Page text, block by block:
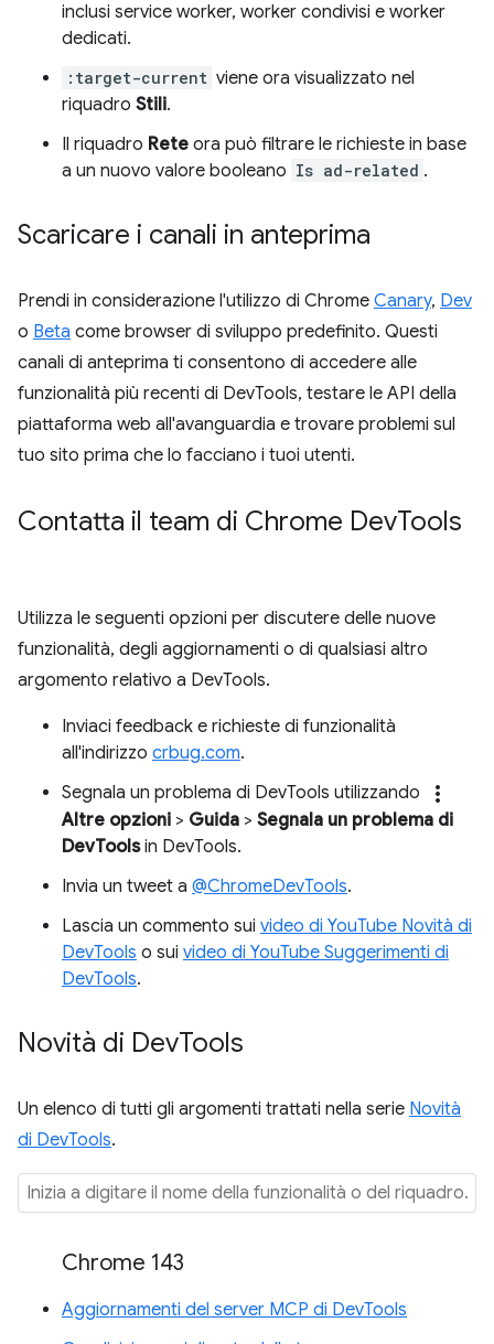
inclusi service worker, worker condivisi e worker
dedicati.
:target-current viene ora visualizzato nel
riquadro Stili.
Il riquadro Rete ora può filtrare le richieste in base
a un nuovo valore booleano Is ad-related .
Scaricare i canali in anteprima
Prendi in considerazione l'utilizzo di Chrome Canary, Dev
o Beta come browser di sviluppo predefinito. Questi
canali di anteprima ti consentono di accedere alle
funzionalità più recenti di DevTools, testare le API della
piattaforma web all'avanguardia e trovare problemi sul
tuo sito prima che lo facciano i tuoi utenti.
Contatta il team di Chrome DevTools
Utilizza le seguenti opzioni per discutere delle nuove
funzionalità, degli aggiornamenti o di qualsiasi altro
argomento relativo a DevTools.
Inviaci feedback e richieste di funzionalità
all'indirizzo crbug.com.
Segnala un problema di DevTools utilizzando
more_vert
Altre opzioni > Guida > Segnala un problema di
DevToolsin DevTools.
Invia un tweet a @ChromeDevTools.
Lascia un commento sui video di YouTube Novità di
DevTools o sui video di YouTube Suggerimenti di
DevTools.
Novità di DevTools
Un elenco di tutti gli argomenti trattati nella serie Novità
di DevTools.
Chrome 143
Aggiornamenti del server MCP di DevTools